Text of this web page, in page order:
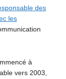
des
les
à
vers 2003,